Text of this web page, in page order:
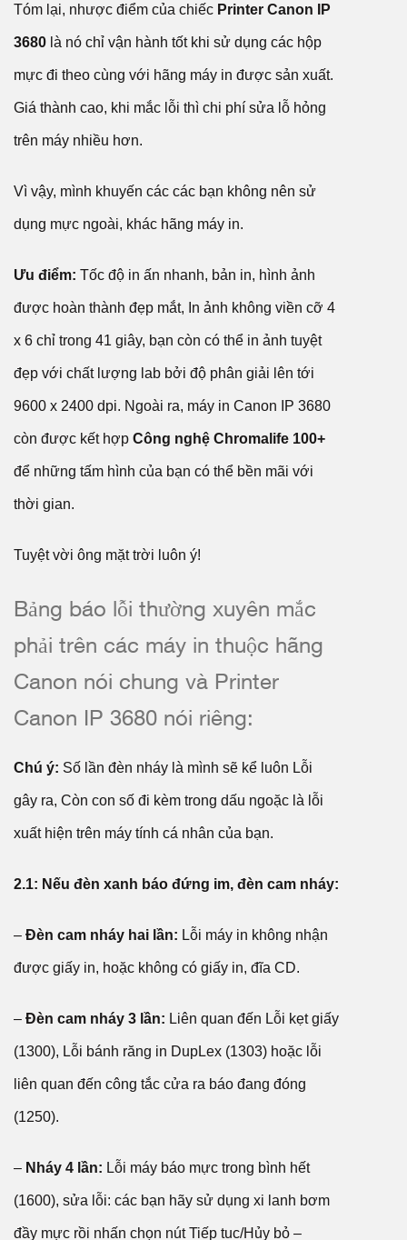
Tóm lại, nhược điểm của chiếc Printer Canon IP
3680 là nó chỉ vận hành tốt khi sử dụng các hộp
mực đi theo cùng với hãng máy in được sản xuất.
Giá thành cao, khi mắc lỗi thì chi phí sửa lỗ hỏng
trên máy nhiều hơn.
Vì vậy, mình khuyến các các bạn không nên sử
dụng mực ngoài, khác hãng máy in.
Ưu điểm: Tốc độ in ấn nhanh, bản in, hình ảnh
được hoàn thành đẹp mắt, In ảnh không viền cỡ 4
x 6 chỉ trong 41 giây, bạn còn có thể in ảnh tuyệt
đẹp với chất lượng lab bởi độ phân giải lên tới
9600 x 2400 dpi. Ngoài ra, máy in Canon IP 3680
còn được kết hợp Công nghệ Chromalife 100+
để những tấm hình của bạn có thể bền mãi với
thời gian.
Tuyệt vời ông mặt trời luôn ý!
Bảng báo lỗi thường xuyên mắc
phải trên các máy in thuộc hãng
Canon nói chung và Printer
Canon IP 3680 nói riêng:
Chú ý: Số lần đèn nháy là mình sẽ kể luôn Lỗi
gây ra, Còn con số đi kèm trong dấu ngoặc là lỗi
xuất hiện trên máy tính cá nhân của bạn.
2.1: Nếu đèn xanh báo đứng im, đèn cam nháy:
– Đèn cam nháy hai lần: Lỗi máy in không nhận
được giấy in, hoặc không có giấy in, đĩa CD.
– Đèn cam nháy 3 lần: Liên quan đến Lỗi kẹt giấy
(1300), Lỗi bánh răng in DupLex (1303) hoặc lỗi
liên quan đến công tắc cửa ra báo đang đóng
(1250).
– Nháy 4 lần: Lỗi máy báo mực trong bình hết
(1600), sửa lỗi: các bạn hãy sử dụng xi lanh bơm
đầy mực rồi nhấn chọn nút Tiếp tuc/Hủy bỏ –